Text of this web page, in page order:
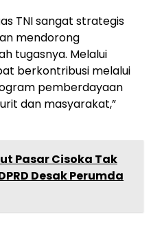
TNI sangat strategis
mendorong
tugasnya. Melalui
berkontribusi melalui
pemberdayaan
dan masyarakat,”
Pasar Cisoka Tak
Desak Perumda